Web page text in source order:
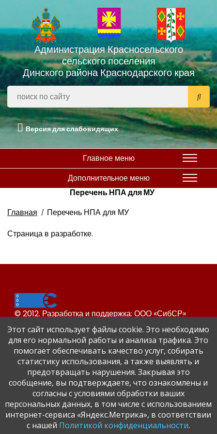
Администрация Красносельского
сельского поселения
Динского района Краснодарского края
Версия для слабовидящих
Главное меню
Дополнительное меню
Перечень НПА для МУ
Главная
Перечень НПА для МУ
Страница в разработке.
© 2012. Разработка и поддержка: ООО «СибСР»
Все права защищены законом и международными
соглашениями.
Сайт Динского района
Официальный сайт администрации Краснодарского
края.
Этот сайт использует файлы cookie. Это необходимо
для его нормальной работы и анализа трафика. Это
помогает обеспечивать качество услуг, собирать
статистику использования, а также выявлять и
предотвращать нарушения. Закрывая это
сообщение, вы подтверждаете, что ознакомлены и
согласны с условиями обработки ваших
персональных данных, в том числе с использованием
интернет-сервиса «Яндекс.Метрика», в соответствии
с нашей Политикой конфиденциальности.